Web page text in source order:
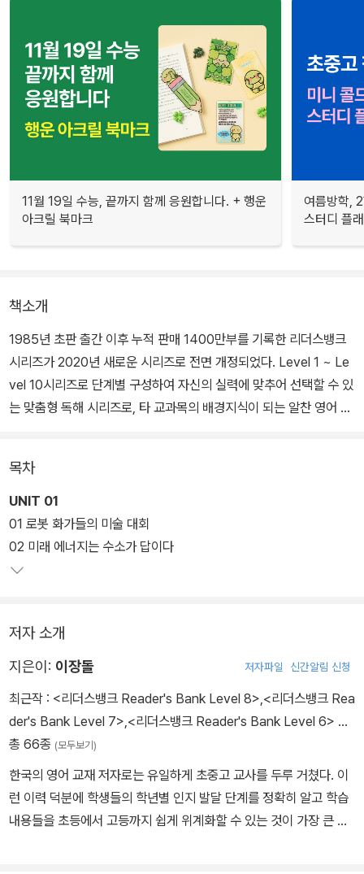
11월 19일 수능, 끝까지 함께 응원합니다. + 행운
아크릴 북마크
여름방학,
스터디 플
책소개
1985년 초판 출간 이후 누적 판매 1400만부를 기록한 리더스뱅크
시리즈가 2020년 새로운 시리즈로 전면 개정되었다. Level 1 ~ Le
vel 10시리즈로 단계별 구성하여 자신의 실력에 맞추어 선택할 수 있
는 맞춤형 독해 시리즈로, 타 교과목의 배경지식이 되는 알찬 영어 지
다. 혼자서도 학습할 수 있도록 친절한 문제 해설과 지문 끊어 읽기 코
너, 구문 풀이 등을 수록하였으며, QR코드로 원어민이 읽어주는 지
문 MP3를 바로 청취할 수 있다.
목차
UNIT 01
01 로봇 화가들의 미술 대회
02 미래 에너지는 수소가 답이다
저자 소개
지은이: 이장돌 저자파일 신간알림 신청
최근작 : <리더스뱅크 Reader's Bank Level 8>,<리더스뱅크 Rea
der's Bank Level 7>,<리더스뱅크 Reader's Bank Level 6> …
총 66종 (모두보기)
한국의 영어 교재 저자로는 유일하게 초중고 교사를 두루 거쳤다. 이
런 이력 덕분에 학생들의 학년별 인지 발달 단계를 정확히 알고 학습
내용들을 초등에서 고등까지 쉽게 위계화할 수 있는 것이 가장 큰 강